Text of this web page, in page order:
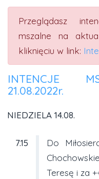
Przeglądasz
mszalne na
kliknięciu w link:
INTENCJE
21.08.2022r.
NIEDZIELA 14.08.
7.15
Do
Teresę i za